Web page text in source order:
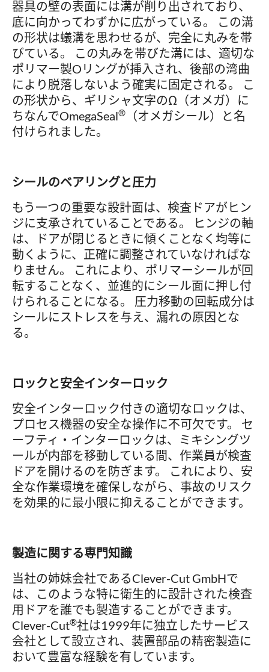
器具の壁の表面には溝が削り出されており、
底に向かってわずかに広がっている。 この溝
の形状は蟻溝を思わせるが、完全に丸みを帯
びている。 この丸みを帯びた溝には、適切な
ポリマー製Oリングが挿入され、後部の湾曲
により脱落しないよう確実に固定される。 こ
の形状から、ギリシャ文字のΩ（オメガ）に
ちなんでOmegaSeal®
（オメガシール）と名
付けられました。
シールのベアリングと圧力
もう一つの重要な設計面は、検査ドアがヒン
ジに支承されていることである。 ヒンジの軸
は、ドアが閉じるときに傾くことなく均等に
動くように、正確に調整されていなければな
りません。 これにより、ポリマーシールが回
転することなく、並進的にシール面に押し付
けられることになる。 圧力移動の回転成分は
シールにストレスを与え、漏れの原因とな
る。
ロックと安全インターロック
安全インターロック付きの適切なロックは、
プロセス機器の安全な操作に不可欠です。 セ
ーフティ・インターロックは、ミキシングツ
ールが内部を移動している間、作業員が検査
ドアを開けるのを防ぎます。 これにより、安
全な作業環境を確保しながら、事故のリスク
を効果的に最小限に抑えることができます。
製造に関する専門知識
当社の姉妹会社であるClever-Cut GmbHで
は、このような特に衛生的に設計された検査
用ドアを誰でも製造することができます。
Clever-Cut®社は1999年に独立したサービス
会社として設立され、装置部品の精密製造に
おいて豊富な経験を有しています。